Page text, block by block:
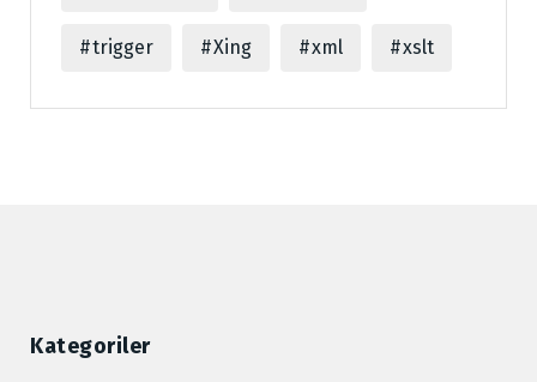
trigger Xing xml xslt
Kategoriler